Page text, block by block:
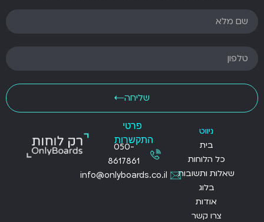
שליחה
ניווט
בית
כל הלוחות
שאלות ותשובות
בלוג
אודות
צרו קשר
פרטי
התקשרות
050-
8617861
info@onlyboards.co.il